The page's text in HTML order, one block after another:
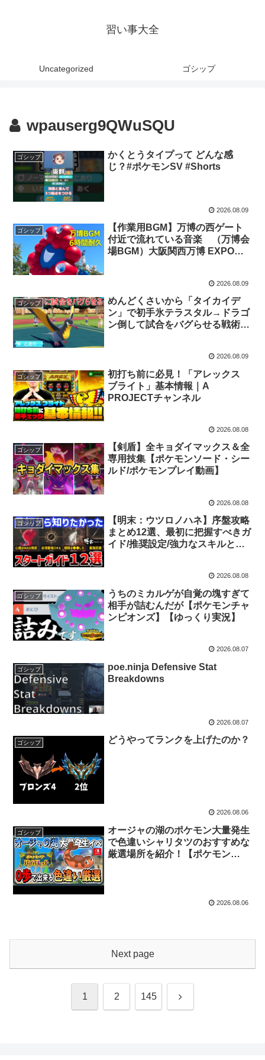
習い事大全
Uncategorized ゴシップ
wpauserg9QWuSQU
ゴシップ
かくとうタイプって どんな感
じ？#ポケモンSV #Shorts
2026.08.09
ゴシップ
【作業用BGM】万博の西ゲート
付近で流れている音楽 （万博会
場BGM）大阪関西万博 EXPO
2026.08.09
ゴシップ
めんどくさいから「タイカイデ
ン」で初手氷テラスタル→ドラゴ
ン倒して試合をバグらせる戦術が
2026.08.09
ゴシップ
初打ち前に必見！「アレックス
ブライト」基本情報｜A
PROJECTチャンネル
2026.08.08
ゴシップ
【剣盾】全キョダイマックス＆全
専用技集【ポケモンソード・シー
ルド/ポケモンプレイ動画】
2026.08.08
ゴシップ
【明末：ウツロノハネ】序盤攻略
まとめ12選、最初に把握すべきガ
イド/推奨設定/強力なスキルと武
2026.08.08
ゴシップ
うちのミカルゲが自覚の塊すぎて
相手が詰むんだが【ポケモンチャ
ンピオンズ】【ゆっくり実況】
2026.08.07
ゴシップ
poe.ninja Defensive Stat
Breakdowns
2026.08.07
ゴシップ どうやってランクを上げたのか？
2026.08.06
ゴシップ
オージャの湖のポケモン大量発生
で色違いシャリタツのおすすめな
厳選場所を紹介！【ポケモン
2026.08.06
Next page
1 2 145 Next